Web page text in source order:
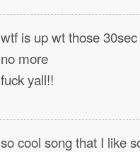
wtf is up wt those
no more
fuck yall!!
so cool song that I like